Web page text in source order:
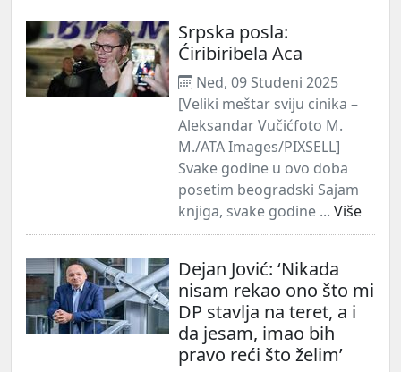
Srpska posla:
Ćiribiribela Aca
Ned, 09 Studeni 2025
[Veliki meštar sviju cinika –
Aleksandar Vučićfoto M.
M./ATA Images/PIXSELL]
Svake godine u ovo doba
posetim beogradski Sajam
knjiga, svake godine ... Više
Dejan Jović: ‘Nikada
nisam rekao ono što mi
DP stavlja na teret, a i
da jesam, imao bih
pravo reći što želim’